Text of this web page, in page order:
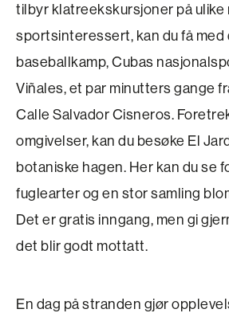
tilbyr klatreekskursjoner på ulike
sportsinteressert, kan du få med
baseballkamp, Cubas
Viñales, et par minutters gange
Calle Salvador Cisneros.
omgivelser, kan du besøke El
botaniske hagen. Her kan du se
fuglearter og en stor samling
Det er gratis inngang, men gi
det blir godt mottatt.
En dag på stranden gjør